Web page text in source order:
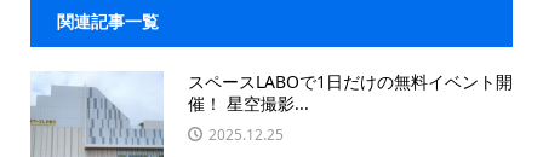
関連記事一覧
スペースLABOで1日だけの無料イベント開
催！ 星空撮影...
2025.12.25